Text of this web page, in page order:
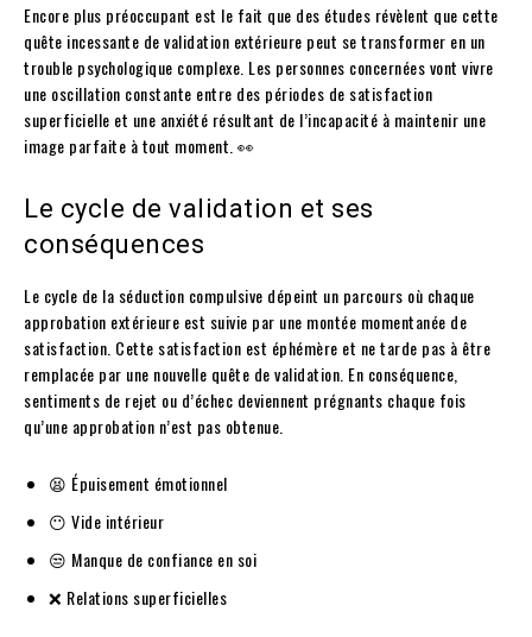
Encore plus préoccupant est le fait que des études révèlent que cette
quête incessante de validation extérieure peut se transformer en un
trouble psychologique complexe. Les personnes concernées vont vivre
une oscillation constante entre des périodes de satisfaction
superficielle et une anxiété résultant de l’incapacité à maintenir une
image parfaite à tout moment. 👀
Le cycle de validation et ses
conséquences
Le cycle de la séduction compulsive dépeint un parcours où chaque
approbation extérieure est suivie par une montée momentanée de
satisfaction. Cette satisfaction est éphémère et ne tarde pas à être
remplacée par une nouvelle quête de validation. En conséquence,
sentiments de rejet ou d’échec deviennent prégnants chaque fois
qu’une approbation n’est pas obtenue.
😫 Épuisement émotionnel
😶 Vide intérieur
😒 Manque de confiance en soi
❌ Relations superficielles